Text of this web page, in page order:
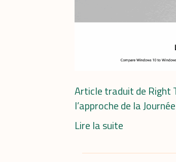
Article traduit de Right
l’approche de la
Lire la suite